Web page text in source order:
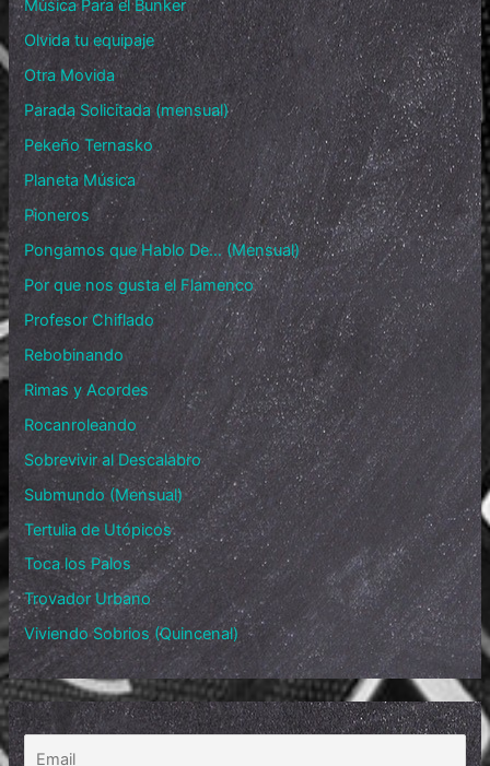
Música Para el Bunker
Olvida tu equipaje
Otra Movida
Parada Solicitada (mensual)
Pekeño Ternasko
Planeta Música
Pioneros
Pongamos que Hablo De… (Mensual)
Por que nos gusta el Flamenco
Profesor Chiflado
Rebobinando
Rimas y Acordes
Rocanroleando
Sobrevivir al Descalabro
Submundo (Mensual)
Tertulia de Utópicos
Toca los Palos
Trovador Urbano
Viviendo Sobrios (Quincenal)